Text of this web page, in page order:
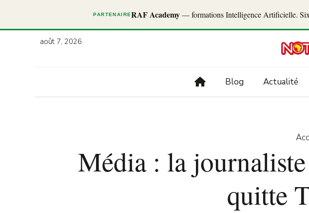
PARTENAIRERAF Academy— formations Intelligence Artificielle. Six
août 7, 2026
Blog Actualité
Média : la
quitte